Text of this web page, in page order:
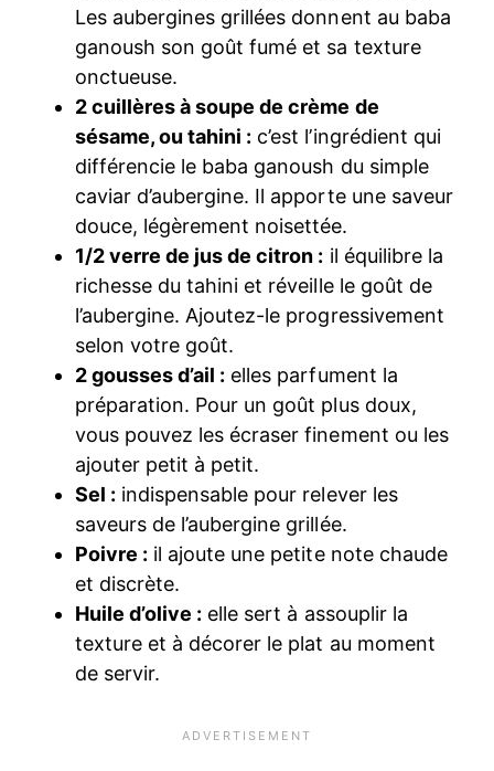
Les aubergines grillées donnent au baba
ganoush son goût fumé et sa texture
onctueuse.
2 cuillères à soupe de crème de
sésame, ou tahini : c’est l’ingrédient qui
différencie le baba ganoush du simple
caviar d’aubergine. Il apporte une saveur
douce, légèrement noisettée.
1/2 verre de jus de citron : il équilibre la
richesse du tahini et réveille le goût de
l’aubergine. Ajoutez-le progressivement
selon votre goût.
2 gousses d’ail : elles parfument la
préparation. Pour un goût plus doux,
vous pouvez les écraser finement ou les
ajouter petit à petit.
Sel : indispensable pour relever les
saveurs de l’aubergine grillée.
Poivre : il ajoute une petite note chaude
et discrète.
Huile d’olive : elle sert à assouplir la
texture et à décorer le plat au moment
de servir.